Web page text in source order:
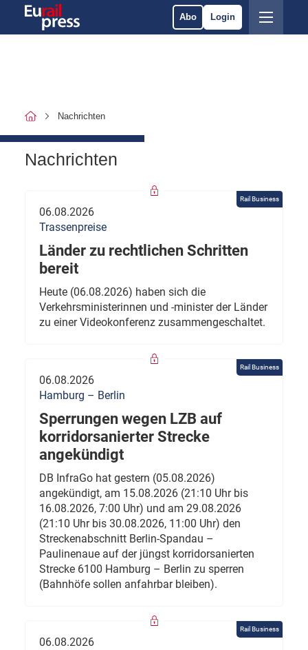
Abo Login
Nachrichten
Nachrichten
Rail Business
06.08.2026
Trassenpreise
Länder zu rechtlichen Schritten
bereit
Heute (06.08.2026) haben sich die
Verkehrsministerinnen und -minister der Länder
zu einer Videokonferenz zusammengeschaltet.
Rail Business
06.08.2026
Hamburg – Berlin
Sperrungen wegen LZB auf
korridorsanierter Strecke
angekündigt
DB InfraGo hat gestern (05.08.2026)
angekündigt, am 15.08.2026 (21:10 Uhr bis
16.08.2026, 7:00 Uhr) und am 29.08.2026
(21:10 Uhr bis 30.08.2026, 11:00 Uhr) den
Streckenabschnitt Berlin-Spandau –
Paulinenaue auf der jüngst korridorsanierten
Strecke 6100 Hamburg – Berlin zu sperren
(Bahnhöfe sollen anfahrbar bleiben).
Rail Business
06.08.2026